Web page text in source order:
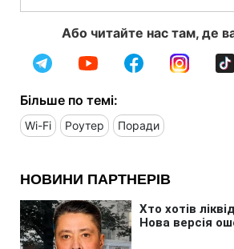
Або читайте нас там, де
Більше по темі:
Wi-Fi Роутер Поради